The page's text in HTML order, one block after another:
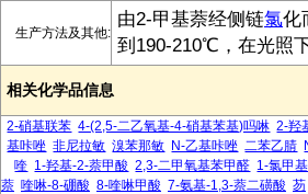
生产方法及其他:
由2-甲基萘经侧链氯化
到190-210℃，在光照
相关化学品信息
2-硝基联苯 4-(2,5-二乙氧基-4-硝基苯基)吗啉 2-羟
基咔唑 非尼拉敏 溴苯那敏 N-乙基咔唑 二苯乙腈
喹 1-羟基-2-萘甲酸 2,3-二甲氧基苯甲醛 1-氯甲
萘 喹啉-8-硼酸 8-喹啉甲酸 7-氨基-1,3-萘二磺酸 芴